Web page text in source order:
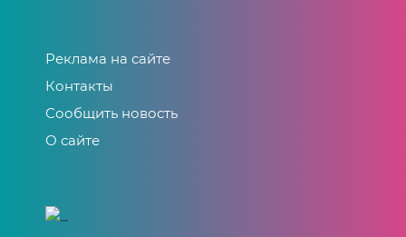
Реклама на сайте
Контакты
Сообщить новость
О сайте